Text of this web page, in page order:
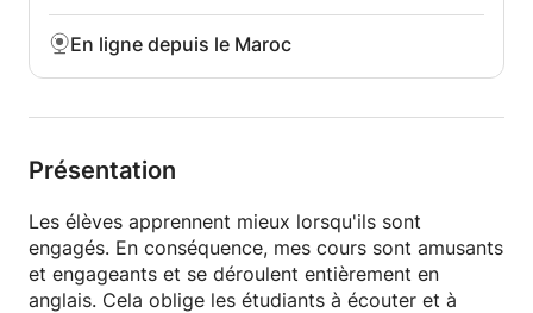
En ligne depuis le Maroc
Présentation
Les élèves apprennent mieux lorsqu'ils sont
engagés. En conséquence, mes cours sont amusants
et engageants et se déroulent entièrement en
anglais. Cela oblige les étudiants à écouter et à